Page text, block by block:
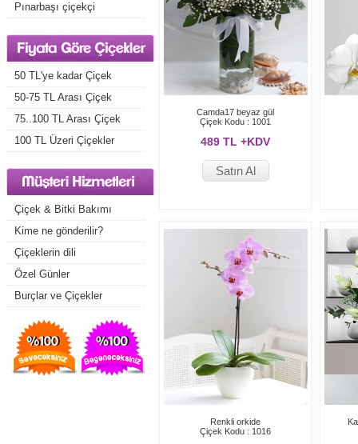
Pınarbaşı çiçekçi
50 TL'ye kadar Çiçek
50-75 TL Arası Çiçek
75..100 TL Arası Çiçek
100 TL Üzeri Çiçekler
Çiçek & Bitki Bakımı
Kime ne gönderilir?
Çiçeklerin dili
Özel Günler
Burçlar ve Çiçekler
Camda17 beyaz gül
Çiçek Kodu : 1001
489 TL +KDV
Satın Al
Renkli orkide
Çiçek Kodu : 1016